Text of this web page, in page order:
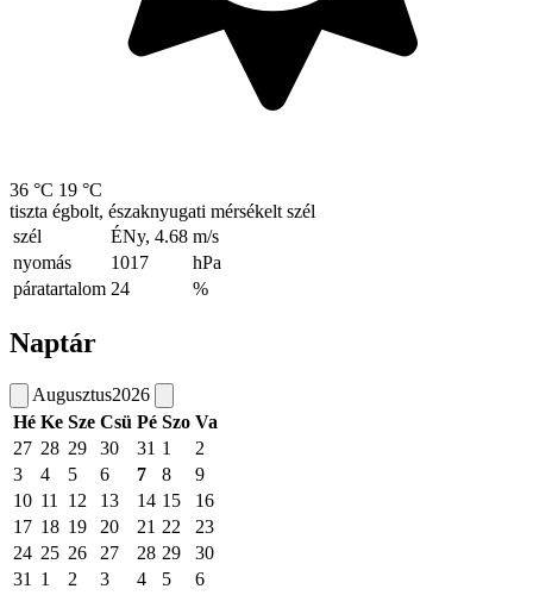
36 °C 19 °C
tiszta égbolt, északnyugati mérsékelt szél
szél
ÉNy, 4.68 m/s
nyomás
1017
hPa
páratartalom 24 %
Naptár
Augusztus2026
Hé Ke Sze Csü Pé Szo Va
27 28 29 30 31 1
2
3
4 5 6 7 8
9
10 11 12 13 14 15
16
17 18 19 20 21 22
23
24 25 26 27 28 29
30
31
1 2 3 4 5 6